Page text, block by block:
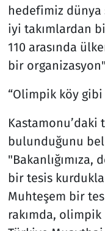
hedefimiz dünya
iyi takımlardan
110 arasında
bir
“Olimpik köy gibi
Kastamonu’daki
bulunduğunu
bir tesis
Muhteşem bir
rakımda, olimpik